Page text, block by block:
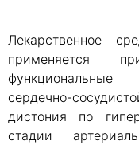
Лекарственное
применяется
функциональные
сердечно-
дистония по
стадии